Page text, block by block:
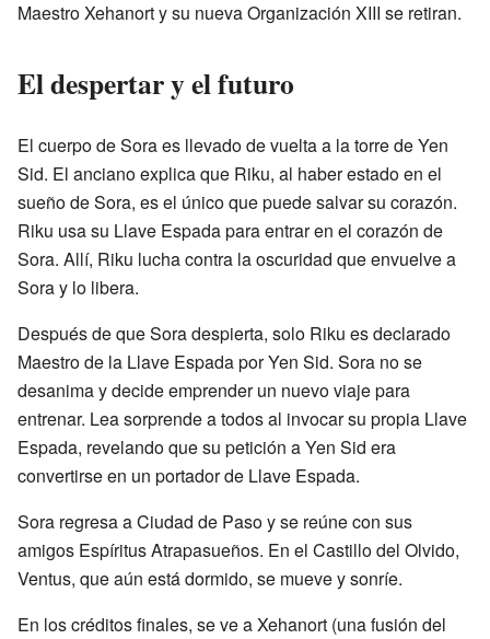
Maestro Xehanort y su nueva Organización XIII se retiran.
El despertar y el futuro
El cuerpo de Sora es llevado de vuelta a la torre de Yen
Sid. El anciano explica que Riku, al haber estado en el
sueño de Sora, es el único que puede salvar su corazón.
Riku usa su Llave Espada para entrar en el corazón de
Sora. Allí, Riku lucha contra la oscuridad que envuelve a
Sora y lo libera.
Después de que Sora despierta, solo Riku es declarado
Maestro de la Llave Espada por Yen Sid. Sora no se
desanima y decide emprender un nuevo viaje para
entrenar. Lea sorprende a todos al invocar su propia Llave
Espada, revelando que su petición a Yen Sid era
convertirse en un portador de Llave Espada.
Sora regresa a Ciudad de Paso y se reúne con sus
amigos Espíritus Atrapasueños. En el Castillo del Olvido,
Ventus, que aún está dormido, se mueve y sonríe.
En los créditos finales, se ve a Xehanort (una fusión del